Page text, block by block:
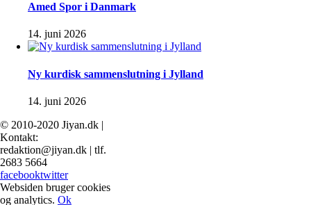
Amed Spor i Danmark
14. juni 2026
Ny kurdisk sammenslutning i Jylland
14. juni 2026
© 2010-2020 Jiyan.dk |
Kontakt:
redaktion@jiyan.dk | tlf.
2683 5664
facebooktwitter
Websiden bruger cookies
og analytics. Ok